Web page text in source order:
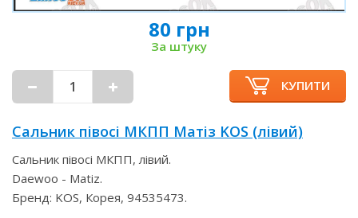
80 грн
За штуку
КУПИТИ
Сальник півосі МКПП Матіз KOS (лівий)
Сальник півосі МКПП, лівий.
Daewoo - Matiz.
Бренд: KOS, Корея, 94535473.